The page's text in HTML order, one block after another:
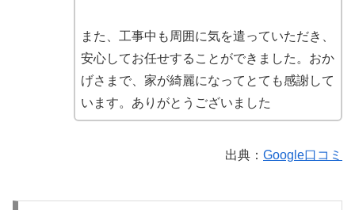
また、工事中も周囲に気を遣っていただき、
安心してお任せすることができました。おか
げさまで、家が綺麗になってとても感謝して
います。ありがとうございました
出典： Google口コミ